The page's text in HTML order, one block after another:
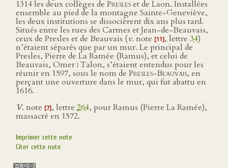
1314 les deux collèges de Presleset de Laon. Installées
ensemble au pied de la montagne Sainte-Geneviève,
les deux institutions se dissocièrent dix ans plus tard.
Situés entre les rues des Carmes et Jean-de-Beauvais,
ceux de Presles et de Beauvais (v. note [11], lettre 34)
n’étaient séparés que par un mur. Le principal de
Presles, Pierre de La Ramée (Ramus), et celui de
Beauvais, OmeriTalon, s’étaient entendus pour les
réunir en 1597, sous le nom de Presles-Beauvais, en
perçant une ouverture dans le mur, qui fut abattu en
1616.
V. note [7], lettre 264, pour Ramus (Pierre La Ramée),
massacré en 1572.
Imprimer cette note
Citer cette note